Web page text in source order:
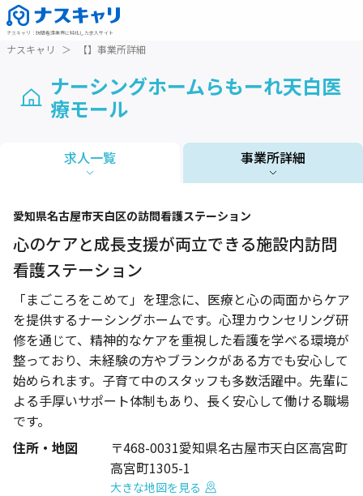
ナスキャリ ： 訪問看護業界に特化した求人サイト
ナスキャリ ＞ 【】事業所詳細
ナーシングホームらもーれ天白医
療モール
求人一覧 事業所詳細
1 / 1
愛知県名古屋市天白区の訪問看護ステーション
心のケアと成長支援が両立できる施設内訪問
看護ステーション
「まごころをこめて」を理念に、医療と心の両面からケア
を提供するナーシングホームです。心理カウンセリング研
修を通じて、精神的なケアを重視した看護を学べる環境が
整っており、未経験の方やブランクがある方でも安心して
始められます。子育て中のスタッフも多数活躍中。先輩に
よる手厚いサポート体制もあり、長く安心して働ける職場
です。
住所・地図
〒468-0031愛知県名古屋市天白区高宮町
高宮町1305-1
大きな地図を見る